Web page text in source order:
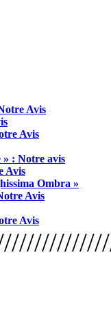
Avis
Avis
» : Notre avis
Avis
Ombra »
Avis
Avis